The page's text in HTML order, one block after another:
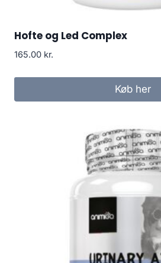
Hofte og Led Complex
165.00 kr.
Køb her